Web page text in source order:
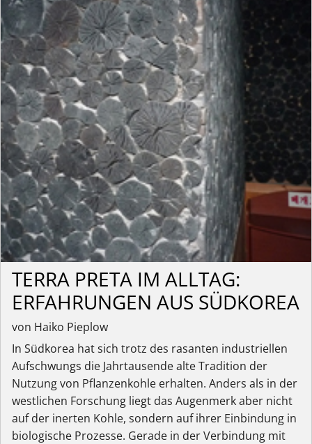
TERRA PRETA IM ALLTAG:
ERFAHRUNGEN AUS SÜDKOREA
von Haiko Pieplow
In Südkorea hat sich trotz des rasanten industriellen
Aufschwungs die Jahrtausende alte Tradition der
Nutzung von Pflanzenkohle erhalten. Anders als in der
westlichen Forschung liegt das Augenmerk aber nicht
auf der inerten Kohle, sondern auf ihrer Einbindung in
biologische Prozesse. Gerade in der Verbindung mit